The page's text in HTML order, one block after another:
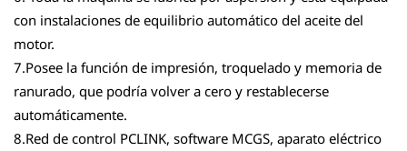
con instalaciones de equilibrio automático del aceite del
motor.
7.Posee la función de impresión, troquelado y memoria de
ranurado, que podría volver a cero y restablecerse
automáticamente.
8.Red de control PCLINK, software MCGS, aparato eléctrico